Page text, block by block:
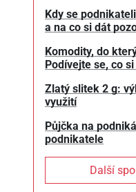
Kdy se
a na co si dát
Komodity, do
Podívejte se, co
Zlatý slitek 2 g:
využití
Půjčka na
podnikatele
Další